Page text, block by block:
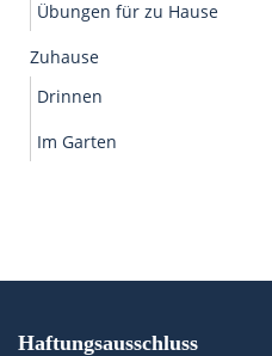
Übungen für zu Hause
Zuhause
Drinnen
Im Garten
Haftungsausschluss